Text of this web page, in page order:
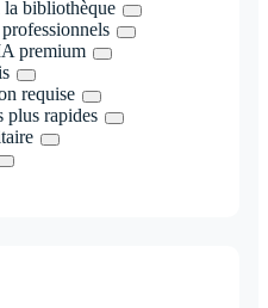
la bibliothèque
premium
requise
plus rapides